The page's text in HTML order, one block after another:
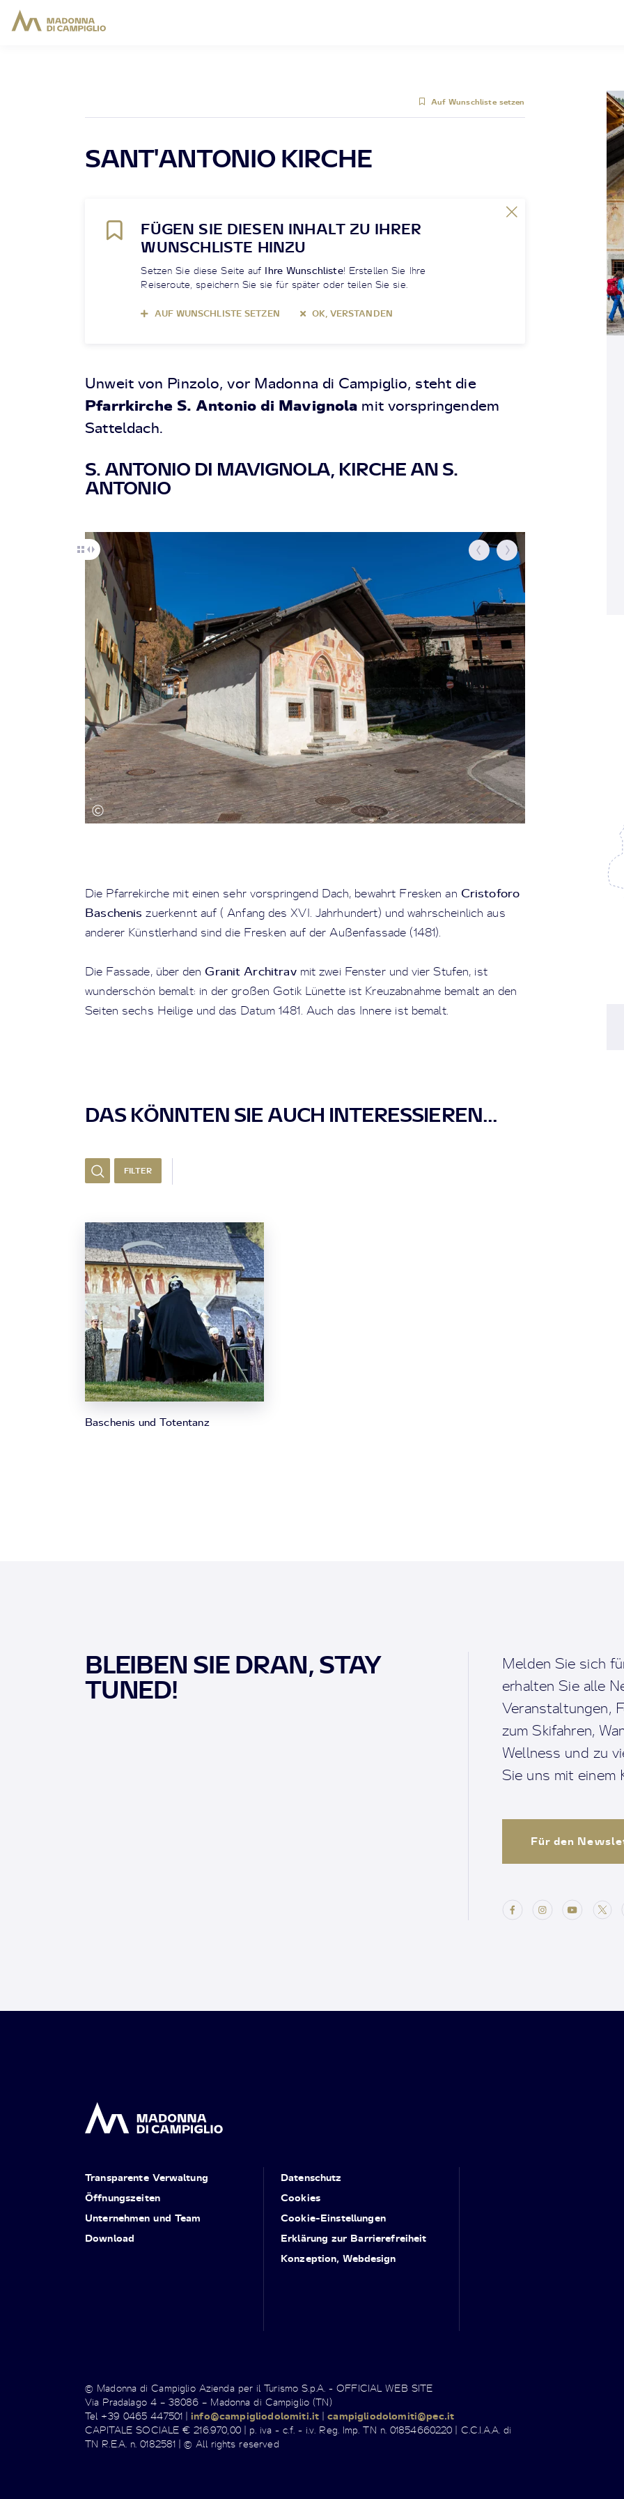
Auf Wunschliste setzen
SANT'ANTONIO KIRCHE
FÜGEN SIE DIESEN INHALT ZU IHRER
WUNSCHLISTE HINZU
Setzen Sie diese Seite auf Ihre Wunschliste! Erstellen Sie Ihre
Reiseroute, speichern Sie sie für später oder teilen Sie sie.
AUF WUNSCHLISTE SETZEN OK, VERSTANDEN
Unweit von Pinzolo, vor Madonna di Campiglio, steht die
Pfarrkirche S. Antonio di Mavignola mit vorspringendem
Satteldach.
S. ANTONIO DI MAVIGNOLA, KIRCHE AN S.
ANTONIO
Die Pfarrekirche mit einen sehr vorspringend Dach, bewahrt Fresken an Cristoforo
Baschenis zuerkennt auf ( Anfang des XVI. Jahrhundert) und wahrscheinlich aus
anderer Künstlerhand sind die Fresken auf der Außenfassade (1481).
Die Fassade, über den Granit Architravmit zwei Fenster und vier Stufen, ist
wunderschön bemalt: in der großen Gotik Lünette ist Kreuzabnahme bemalt an den
Seiten sechs Heilige und das Datum 1481. Auch das Innere ist bemalt.
DAS KÖNNTEN SIE AUCH INTERESSIEREN...
FILTER
Baschenis und Totentanz
BLEIBEN SIE DRAN, STAY
TUNED!
Melden Sie sich
erhalten Sie alle
Veranstaltungen,
zum Skifahren,
Wellness und zu
Sie uns mit einem
Für den
Transparente Verwaltung
Öffnungszeiten
Unternehmen und Team
Download
Datenschutz
Cookies
Cookie-Einstellungen
Erklärung zur Barrierefreiheit
Konzeption, Webdesign
© Madonna di Campiglio Azienda per il Turismo S.p.A. - OFFICIAL WEB SITE
Via Pradalago 4 – 38086 – Madonna di Campiglio (TN)
Tel +39 0465 447501 |info@campigliodolomiti.it |campigliodolomiti@pec.it
CAPITALE SOCIALE € 216.970,00 | p. iva - c.f. - i.v. Reg. Imp. TN n. 01854660220 | C.C.I.A.A. di
TN R.E.A. n. 0182581 | © All rights reserved